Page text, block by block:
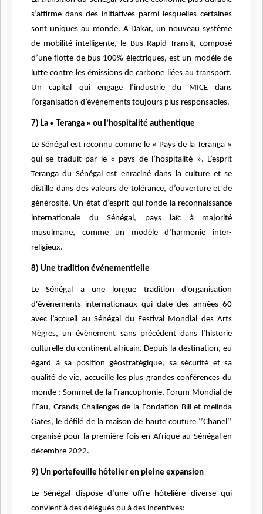
s’affirme dans des initiatives parmi lesquelles certaines
sont uniques au monde. A Dakar, un nouveau système
de mobilité intelligente, le Bus Rapid Transit, composé
d’une flotte de bus 100% électriques, est un modèle de
lutte contre les émissions de carbone liées au transport.
Un capital qui engage l’industrie du MICE dans
l’organisation d’événements toujours plus responsables.
7) La « Teranga » ou l’hospitalité authentique
Le Sénégal est reconnu comme le « Pays de la Teranga »
qui se traduit par le « pays de l’hospitalité ». L’esprit
Teranga du Sénégal est enraciné dans la culture et se
distille dans des valeurs de tolérance, d’ouverture et de
générosité. Un état d’esprit qui fonde la reconnaissance
internationale du Sénégal, pays laïc à majorité
musulmane, comme un modèle d‘harmonie inter-
religieux.
8) Une tradition événementielle
Le Sénégal a une longue tradition d'organisation
d'événements internationaux qui date des années 60
avec l’accueil au Sénégal du Festival Mondial des Arts
Nègres, un évènement sans précédent dans l’historie
culturelle du continent africain. Depuis la destination, eu
égard à sa position géostratégique, sa sécurité et sa
qualité de vie, accueille les plus grandes conférences du
monde : Sommet de la Francophonie, Forum Mondial de
l’Eau, Grands Challenges de la Fondation Bill et melinda
Gates, le défilé de la maison de haute couture ‘’Chanel’’
organisé pour la première fois en Afrique au Sénégal en
décembre 2022.
9) Un portefeuille hôtelier en pleine expansion
Le Sénégal dispose d’une offre hôtelière diverse qui
convient à des délégués ou à des incentives: